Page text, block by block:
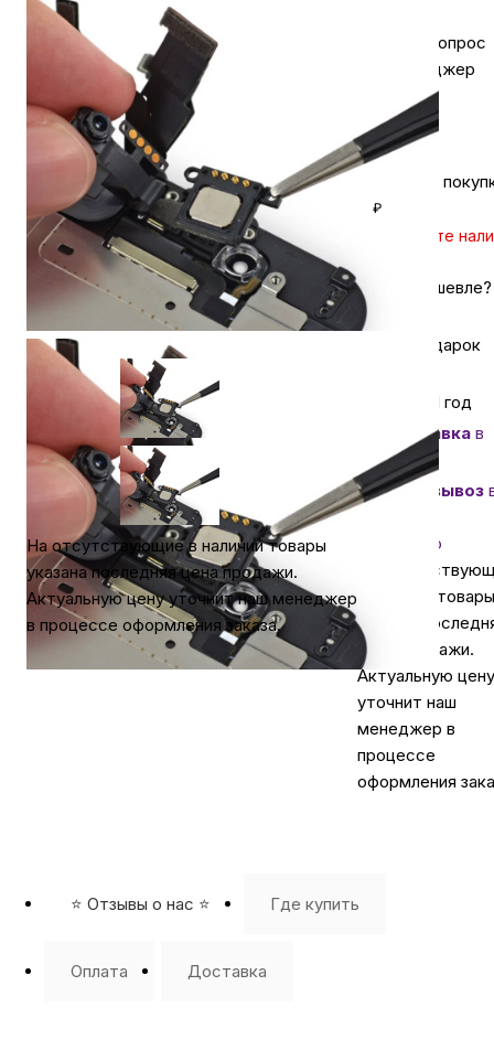
Для дома и дачи
Для домашних питомцев
Умный дом и безопасность
Автомобильные аксессуары
Сервисный центр Apple в Самаре
Подарочные сертификаты
Аудио
На отсутствующие в наличии товары
указана последняя цена продажи.
Актуальную цену уточнит наш менеджер
в процессе оформления заказа.
Задайте вопрос
в мессенджер
Кешбэк за
₽
Уточняйте
Нашли дешевле?
Хочу в подарок
Гарантия 1 год
Доставка в
Самаре
Самовывоз
бесплатно
На
в наличии товары
указана
цена продажи.
Актуальную цену
уточнит наш
менеджер в
процессе
оформления
⭐️ Отзывы о нас ⭐️ Где купить
Оплата Доставка